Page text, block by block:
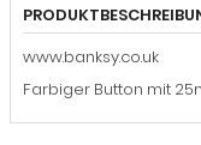
www.banksy.co.uk
Farbiger Button mit